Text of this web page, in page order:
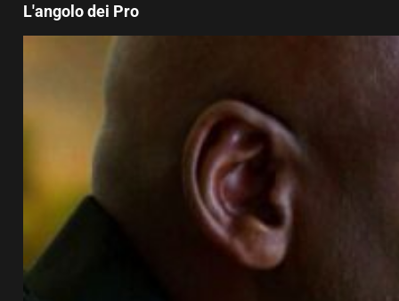
L'angolo dei Pro